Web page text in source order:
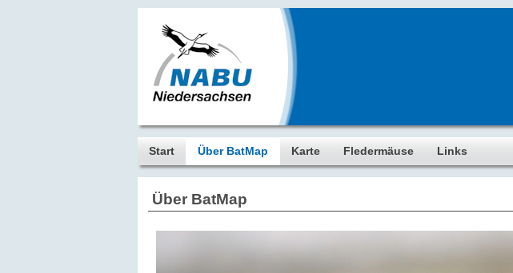
Start Über BatMap Karte Fledermäuse Links
Über BatMap